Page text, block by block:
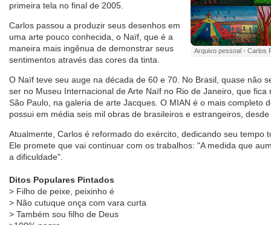
Arquivo pessoal - Carlos
primeira tela no final de 2005.
Carlos passou a produzir seus desenhos em
uma arte pouco conhecida, o Naïf, que é a
maneira mais ingênua de demonstrar seus
sentimentos através das cores da tinta.
O Naïf teve seu auge na década de 60 e 70. No Brasil, quase não
ser no Museu Internacional de Arte Naïf no Rio de Janeiro, que fica
São Paulo, na galeria de arte Jacques. O MIAN é o mais completo
possui em média seis mil obras de brasileiros e estrangeiros, desde
Atualmente, Carlos é reformado do exército, dedicando seu tempo
Ele promete que vai continuar com os trabalhos: "A medida que
a dificuldade".
Ditos Populares Pintados
> Filho de peixe, peixinho é
> Não cutuque onça com vara curta
> Também sou filho de Deus